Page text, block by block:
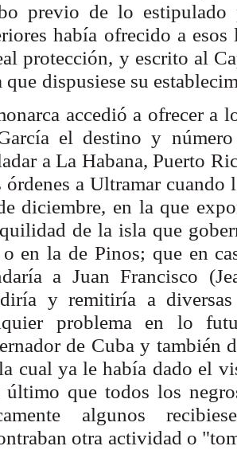
previo de lo estipulado
había ofrecido a esos
protección, y escrito al
que dispusiese su
accedió a ofrecer a
el destino y
a La Habana, Puerto
órdenes a Ultramar cuando
diciembre, en la que
de la isla que
en la de Pinos; que en
a Juan Francisco
y remitiría a diversas
problema en lo
de Cuba y también
cual ya le había dado el
último que todos los
algunos
otra actividad o